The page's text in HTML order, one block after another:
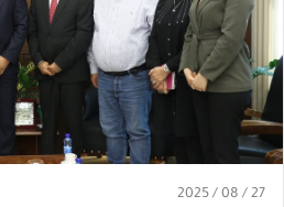
27 / 08 / 2025